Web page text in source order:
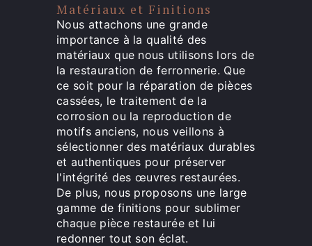
Matériaux et Finitions
Nous attachons une grande
importance à la qualité des
matériaux que nous utilisons lors de
la restauration de ferronnerie. Que
ce soit pour la réparation de pièces
cassées, le traitement de la
corrosion ou la reproduction de
motifs anciens, nous veillons à
sélectionner des matériaux durables
et authentiques pour préserver
l'intégrité des œuvres restaurées.
De plus, nous proposons une large
gamme de finitions pour sublimer
chaque pièce restaurée et lui
redonner tout son éclat.